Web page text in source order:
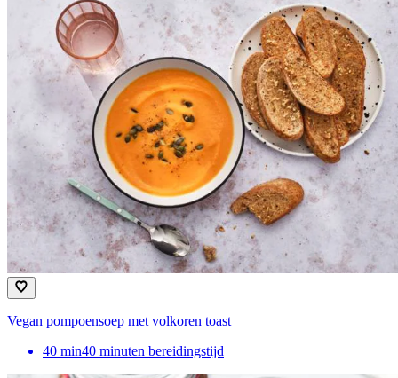
Vegan pompoensoep met volkoren toast
40 min40 minuten bereidingstijd